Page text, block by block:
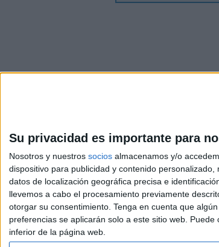
Su privacidad es importante para
Nosotros y nuestros socios almacenamos y/o
dispositivo para publicidad y contenido
datos de localización geográfica precisa e
llevemos a cabo el procesamiento previamente
otorgar su consentimiento. Tenga en cuenta que
preferencias se aplicarán solo a este sitio web.
inferior de la página web.
©